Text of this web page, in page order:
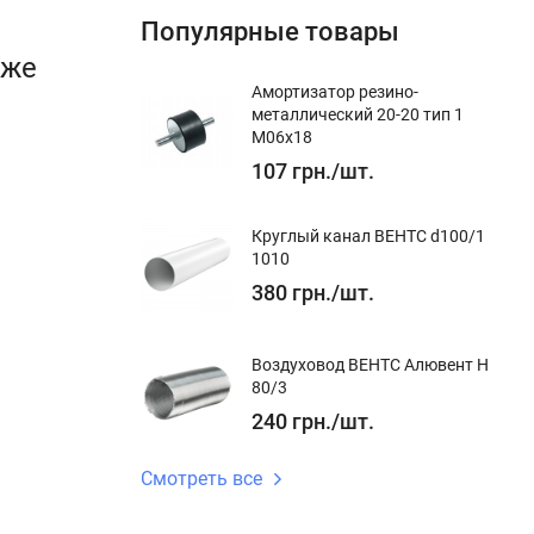
в
Популярные товары
Амортизатор резино-
металлический 20-20 тип 1
M06x18
107 грн./шт.
Круглый канал ВЕНТС d100/1
1010
380 грн./шт.
Воздуховод ВЕНТС Алювент Н
80/3
240 грн./шт.
Смотреть все